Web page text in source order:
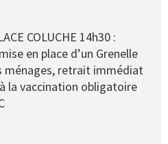
COLUCHE 14h30 :
en place d’un Grenelle
ménages, retrait immédiat
la vaccination obligatoire